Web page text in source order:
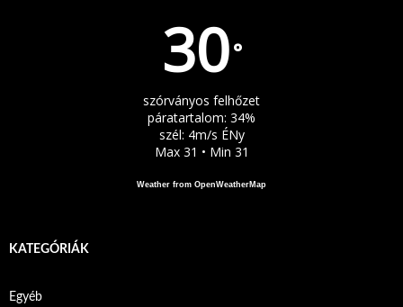
30°
szórványos felhőzet
páratartalom: 34%
szél: 4m/s ÉNy
Max 31 • Min 31
Weather from OpenWeatherMap
KATEGÓRIÁK
Egyéb